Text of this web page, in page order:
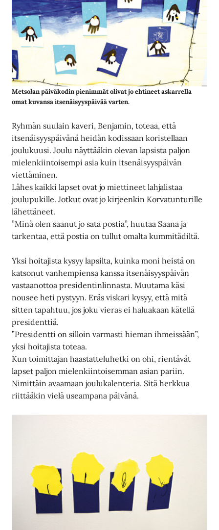
Metsolan päiväkodin pienimmät olivat jo ehtineet askarrella
omat kuvansa itsenäisyyspäivää varten.
Ryhmän suulain kaveri, Benjamin, toteaa, että
itsenäisyyspäivänä heidän kodissaan koristellaan
joulukuusi. Joulu näyttääkin olevan lapsista paljon
mielenkiintoisempi asia kuin itsenäisyyspäivän
viettäminen.
Lähes kaikki lapset ovat jo miettineet lahjalistaa
joulupukille. Jotkut ovat jo kirjeenkin Korvatunturille
lähettäneet.
”Minä olen saanut jo sata postia”, huutaa Saana ja
tarkentaa, että postia on tullut omalta kummitädiltä.
Yksi hoitajista kysyy lapsilta, kuinka moni heistä on
katsonut vanhempiensa kanssa itsenäisyyspäivän
vastaanottoa presidentinlinnasta. Muutama käsi
nousee heti pystyyn. Eräs viskari kysyy, että mitä
sitten tapahtuu, jos joku vieras ei haluakaan kätellä
presidenttiä.
”Presidentti on silloin varmasti hieman ihmeissään”,
yksi hoitajista toteaa.
Kun toimittajan haastatteluhetki on ohi, rientävät
lapset paljon mielenkiintoisemman asian pariin.
Nimittäin avaamaan joulukalenteria. Sitä herkkua
riittääkin vielä useampana päivänä.